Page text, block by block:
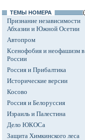
ТЕМЫ НОМЕРА
Признание независимости
Абхазии и Южной Осетии
Автопром
Ксенофобия и неофашизм в
России
Россия и Прибалтика
Исторические версии
Косово
Россия и Белоруссия
Израиль и Палестина
Дело ЮКОСа
Защита Химкинского леса